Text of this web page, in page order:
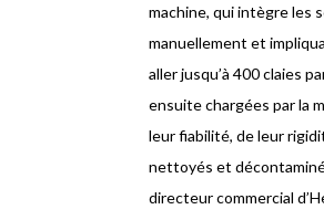
machine, qui intègre les
manuellement et
aller jusqu’à 400 claies
ensuite chargées par la
leur fiabilité, de leur
nettoyés et
directeur commercial